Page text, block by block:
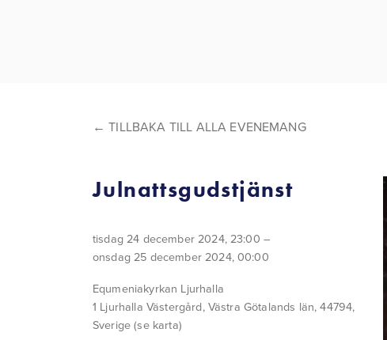
TILLBAKA TILL ALLA EVENEMANG
Julnattsgudstjänst
tisdag 24 december 2024 23:00
onsdag 25 december 2024 00:00
Equmeniakyrkan Ljurhalla
1 Ljurhalla Västergård Västra Götalands län, 44794
Sverige (se karta)